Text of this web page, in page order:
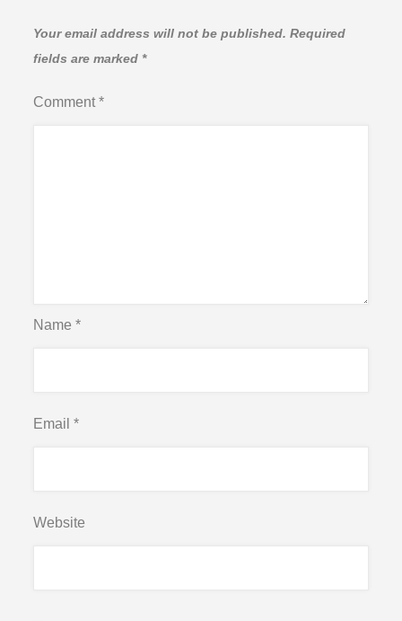
Your email address will not be published. Required
fields are marked *
Comment*
Name*
Email*
Website